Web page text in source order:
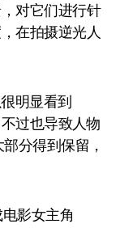
对它们进行针
在拍摄逆光人
明显看到
过也导致人物
分得到保留，